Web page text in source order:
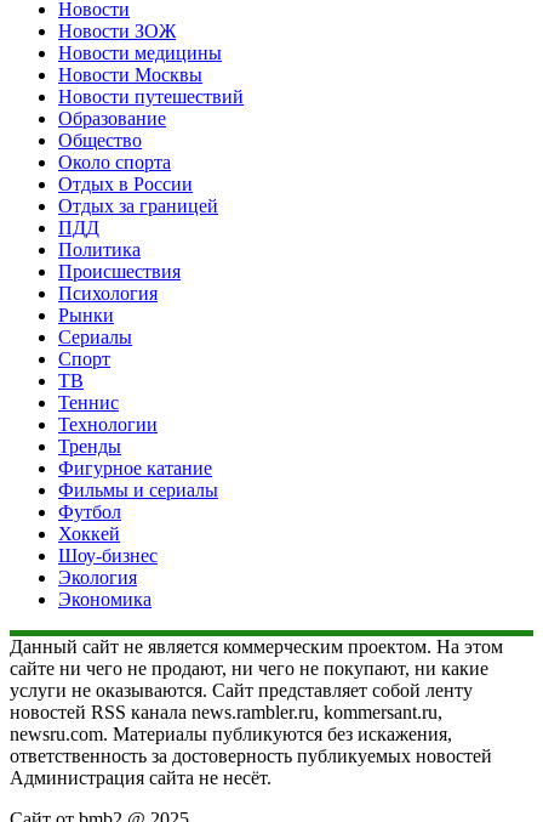
Новости
Новости ЗОЖ
Новости медицины
Новости Москвы
Новости путешествий
Образование
Общество
Около спорта
Отдых в России
Отдых за границей
ПДД
Политика
Происшествия
Психология
Рынки
Сериалы
Спорт
ТВ
Теннис
Технологии
Тренды
Фигурное катание
Фильмы и сериалы
Футбол
Хоккей
Шоу-бизнес
Экология
Экономика
Данный сайт не является коммерческим проектом. На этом
сайте ни чего не продают, ни чего не покупают, ни какие
услуги не оказываются. Сайт представляет собой ленту
новостей RSS канала news.rambler.ru, kommersant.ru,
newsru.com. Материалы публикуются без искажения,
ответственность за достоверность публикуемых новостей
Администрация сайта не несёт.